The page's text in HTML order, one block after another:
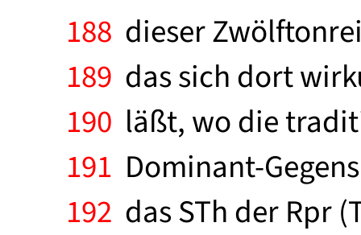
188 dieser
189 das sich dort
190 läßt, wo die
191 Dominant-
192 das STh der Rpr